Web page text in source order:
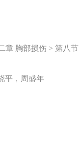
章 胸部损伤 > 第八
平，周盛年